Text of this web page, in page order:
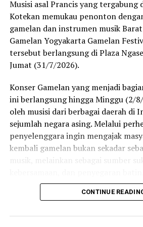
Musisi asal Prancis yang tergabung
Kotekan memukau penonton
gamelan dan instrumen musik
Gamelan Yogyakarta Gamelan
tersebut berlangsung di Plaza
Jumat (31/7/2026).
Konser Gamelan yang menjadi
ini berlangsung hingga Minggu (2/
oleh musisi dari berbagai daerah di
sejumlah negara asing. Melalui
penyelenggara ingin mengajak
kembali gamelan bukan sekadar
musik, melainkan sebagai sumber
Penampilan Compagnie Kotekan
gamelan Jawa dengan elemen
CONTINUE